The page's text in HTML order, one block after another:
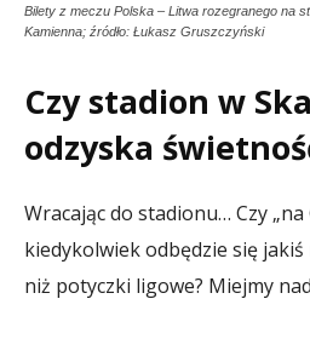
Bilety z meczu Polska – Litwa rozegranego na
Kamienna; źródło: Łukasz Gruszczyński
Czy stadion w
odzyska
Wracając do stadionu… Czy „na
kiedykolwiek odbędzie się
niż potyczki ligowe? Miejmy